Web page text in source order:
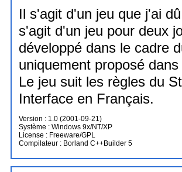
Il s'agit d'un jeu que j'ai
s'agit d'un jeu pour deux
développé dans le cadre
uniquement proposé
Le jeu suit les règles du
Interface en Français.
Version : 1.0 (2001-09-21)
Système : Windows 9x/NT/XP
License : Freeware/GPL
Compilateur : Borland C++Builder 5